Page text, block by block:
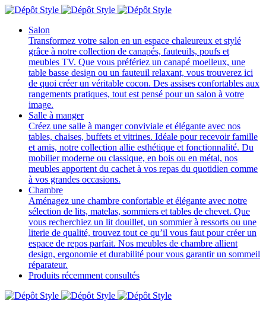
Salon
Transformez votre salon en un espace chaleureux et stylé
grâce à notre collection de canapés, fauteuils, poufs et
meubles TV. Que vous préfériez un canapé moelleux, une
table basse design ou un fauteuil relaxant, vous trouverez ici
de quoi créer un véritable cocon. Des assises confortables aux
rangements pratiques, tout est pensé pour un salon à votre
image.
Salle à manger
Créez une salle à manger conviviale et élégante avec nos
tables, chaises, buffets et vitrines. Idéale pour recevoir famille
et amis, notre collection allie esthétique et fonctionnalité. Du
mobilier moderne ou classique, en bois ou en métal, nos
meubles apportent du cachet à vos repas du quotidien comme
à vos grandes occasions.
Chambre
Aménagez une chambre confortable et élégante avec notre
sélection de lits, matelas, sommiers et tables de chevet. Que
vous recherchiez un lit douillet, un sommier à ressorts ou une
literie de qualité, trouvez tout ce qu’il vous faut pour créer un
espace de repos parfait. Nos meubles de chambre allient
design, ergonomie et durabilité pour vous garantir un sommeil
réparateur.
Produits récemment consultés